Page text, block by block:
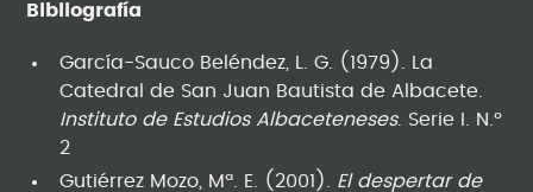
Bibliografía
García-Sauco Beléndez, L. G. (1979). La
Catedral de San Juan Bautista de Albacete.
Instituto de Estudios Albaceteneses. Serie I. N.º
2
Gutiérrez Mozo, Mª. E. (2001). El despertar de